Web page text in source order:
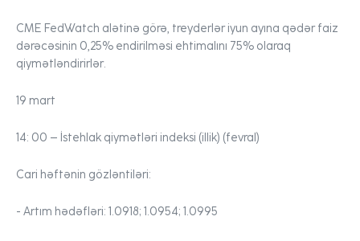
CME FedWatch alətinə görə, treyderlər iyun ayına qədər faiz
dərəcəsinin 0,25% endirilməsi ehtimalını 75% olaraq
qiymətləndirirlər.
19 mart
14: 00 – İstehlak qiymətləri indeksi (illik) (fevral)
Cari həftənin gözləntiləri:
- Artım hədəfləri: 1.0918; 1.0954; 1.0995